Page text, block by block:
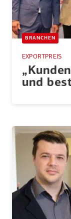
BRANCHEN
EXPORTPREIS
und